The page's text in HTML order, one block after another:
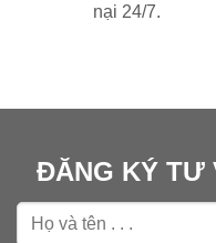
nại 24/7.
ĐĂNG KÝ TƯ